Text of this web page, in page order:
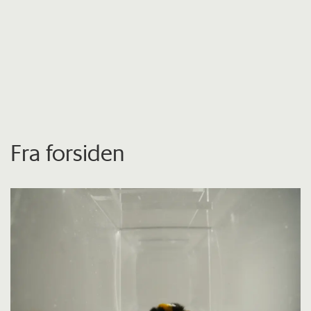
Fra forsiden